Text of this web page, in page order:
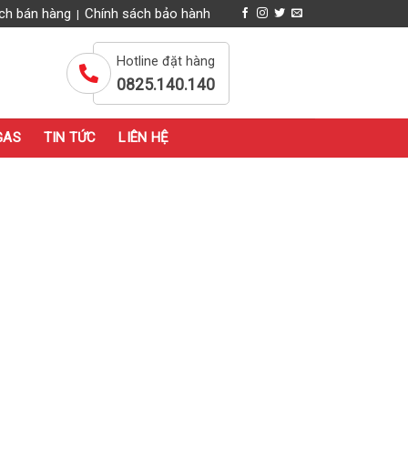
bán hàng Chính sách bảo hành
Hotline đặt hàng
0825.140.140
TIN TỨC LIÊN HỆ